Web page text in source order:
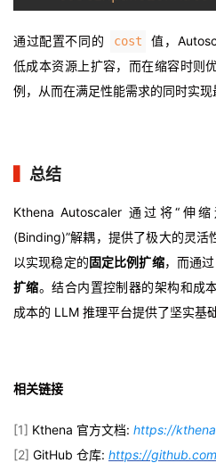
通过配置不同的 cost
值，
低成本资源上扩容，而在缩容时则
例，从而在满足性能需求的同时实现
总结
Kthena Autoscaler 通过将“伸
(Binding)”解耦，提供了极大的灵
以实现稳定的固定比例扩缩，而通
扩缩。结合内置控制器的架构和成
成本的 LLM 推理平台提供了坚实基础
相关链接
[1] Kthena 官方文档: https://
[2] GitHub 仓库: https://